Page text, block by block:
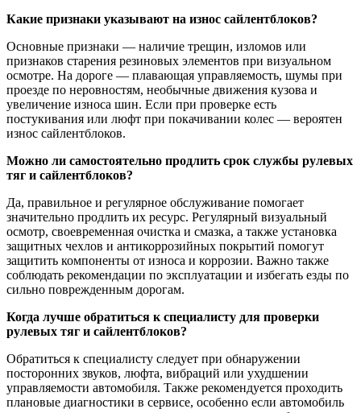
Какие признаки указывают на износ сайлентблоков?
Основные признаки — наличие трещин, изломов или
признаков старения резиновых элементов при визуальном
осмотре. На дороге — плавающая управляемость, шумы при
проезде по неровностям, необычные движения кузова и
увеличение износа шин. Если при проверке есть
постукивания или люфт при покачивании колес — вероятен
износ сайлентблоков.
Можно ли самостоятельно продлить срок службы рулевых
тяг и сайлентблоков?
Да, правильное и регулярное обслуживание помогает
значительно продлить их ресурс. Регулярный визуальный
осмотр, своевременная очистка и смазка, а также установка
защитных чехлов и антикоррозийных покрытий помогут
защитить компоненты от износа и коррозии. Важно также
соблюдать рекомендации по эксплуатации и избегать езды по
сильно поврежденным дорогам.
Когда лучше обратиться к специалисту для проверки
рулевых тяг и сайлентблоков?
Обратиться к специалисту следует при обнаружении
посторонних звуков, люфта, вибраций или ухудшении
управляемости автомобиля. Также рекомендуется проходить
плановые диагностики в сервисе, особенно если автомобиль